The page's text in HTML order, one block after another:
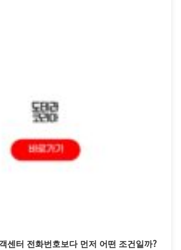
센터 전화번호보다 먼저 어떤 조건일까?